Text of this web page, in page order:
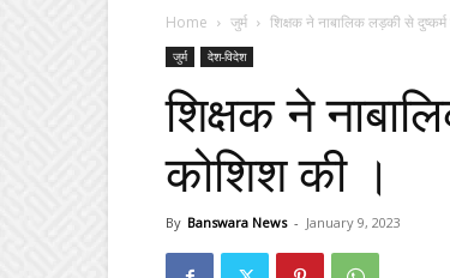
Home जुर्म शिक्षक ने नाबालिक लड़की से
जुर्म देश-विदेश
शिक्षक ने
कोशिश की ।
By Banswara News - January 9, 2023